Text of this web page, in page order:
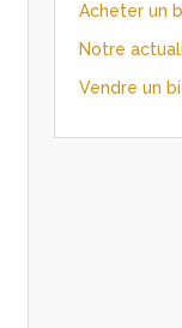
Acheter un
Notre
Vendre un